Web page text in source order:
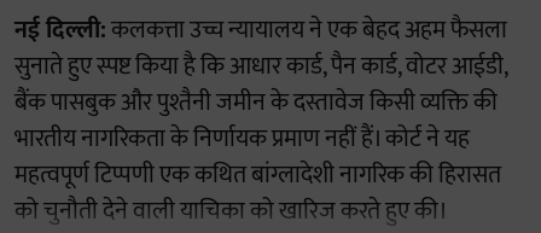
नई दिल्ली:कलकत्ता उच्च न्यायालय ने एक बेहद अहम फैसला
सुनाते हुए स्पष्ट किया है कि आधार कार्ड, पैन कार्ड, वोटर आईडी,
बैंक पासबुक और पुश्तैनी जमीन के दस्तावेज किसी व्यक्ति की
भारतीय नागरिकता के निर्णायक प्रमाण नहीं हैं। कोर्ट ने यह
महत्वपूर्ण टिप्पणी एक कथित बांग्लादेशी नागरिक की हिरासत
को चुनौती देने वाली याचिका को खारिज करते हुए की।